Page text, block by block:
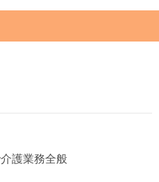
護業務全般